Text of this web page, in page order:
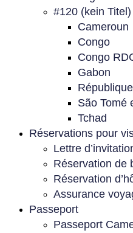
#120 (kein Titel)
Cameroun
Congo
Congo
Gabon
São Tomé
Tchad
Réservations pour
Lettre
Réservation de
Réservation
Assurance
Passeport
Passeport